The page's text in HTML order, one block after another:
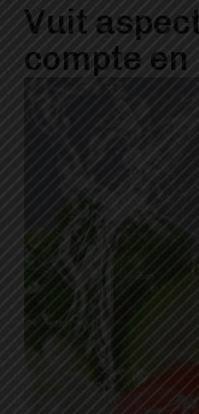
Vuit
compte